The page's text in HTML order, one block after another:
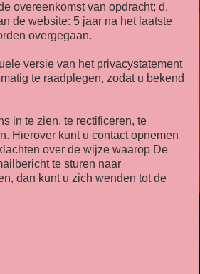
overeenkomst van opdracht; d.
de website: 5 jaar na het laatste
overgegaan.
versie van het privacystatement
te raadplegen, zodat u bekend
in te zien, te rectificeren, te
Hierover kunt u contact opnemen
over de wijze waarop De
te sturen naar
dan kunt u zich wenden tot de